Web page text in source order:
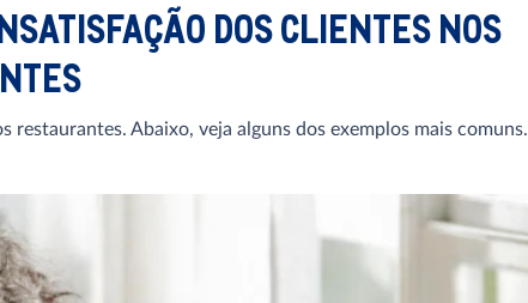
DOS CLIENTES NOS
Abaixo, veja alguns dos exemplos mais comuns.